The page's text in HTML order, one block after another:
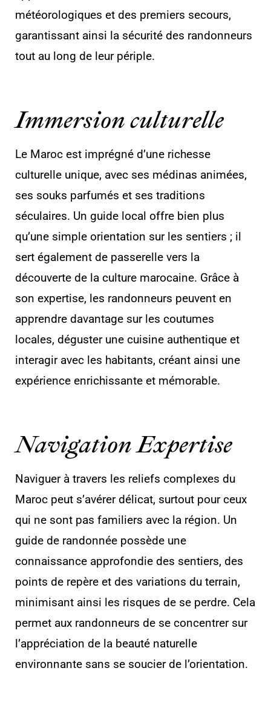
météorologiques et des premiers secours,
garantissant ainsi la sécurité des randonneurs
tout au long de leur périple.
Immersion culturelle
Le Maroc est imprégné d’une richesse
culturelle unique, avec ses médinas animées,
ses souks parfumés et ses traditions
séculaires. Un guide local offre bien plus
qu’une simple orientation sur les sentiers ; il
sert également de passerelle vers la
découverte de la culture marocaine. Grâce à
son expertise, les randonneurs peuvent en
apprendre davantage sur les coutumes
locales, déguster une cuisine authentique et
interagir avec les habitants, créant ainsi une
expérience enrichissante et mémorable.
Navigation Expertise
Naviguer à travers les reliefs complexes du
Maroc peut s’avérer délicat, surtout pour ceux
qui ne sont pas familiers avec la région. Un
guide de randonnée possède une
connaissance approfondie des sentiers, des
points de repère et des variations du terrain,
minimisant ainsi les risques de se perdre. Cela
permet aux randonneurs de se concentrer sur
l’appréciation de la beauté naturelle
environnante sans se soucier de l’orientation.